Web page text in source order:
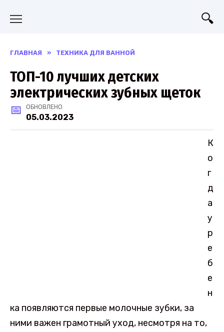
ГЛАВНАЯ » ТЕХНИКА ДЛЯ ВАННОЙ
ТОП-10 лучших детских
электрических зубных щеток
ОБНОВЛЕНО
05.03.2023
К
о
г
д
а
у
р
е
б
е
н
ка появляются первые молочные зубки, за
ними важен грамотный уход, несмотря на то,